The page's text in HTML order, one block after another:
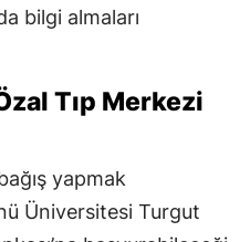
bilgi almaları
Tıp Merkezi
yapmak
Üniversitesi Turgut